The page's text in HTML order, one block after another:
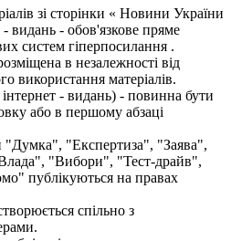
зі сторінки « Новини України
- видань - обов'язкове пряме
систем гіперпосилання .
в незалежності від
використання матеріалів.
- видань) - повинна бути
або в першому абзаці
"Думка", "Експертиза", "Заява",
"Вибори", "Тест-драйв",
публікуються на правах
спільно з